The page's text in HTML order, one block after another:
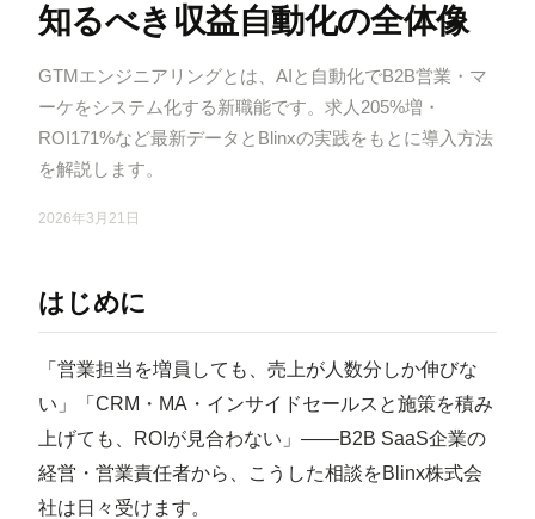
知るべき収益自動化の全体像
GTMエンジニアリングとは、AIと自動化でB2B営業・マ
ーケをシステム化する新職能です。求人205%増・
ROI171%など最新データとBlinxの実践をもとに導入方法
を解説します。
2026年3月21日
はじめに
「営業担当を増員しても、売上が人数分しか伸びな
い」「CRM・MA・インサイドセールスと施策を積み
上げても、ROIが見合わない」——B2B SaaS企業の
経営・営業責任者から、こうした相談をBlinx株式会
社は日々受けます。